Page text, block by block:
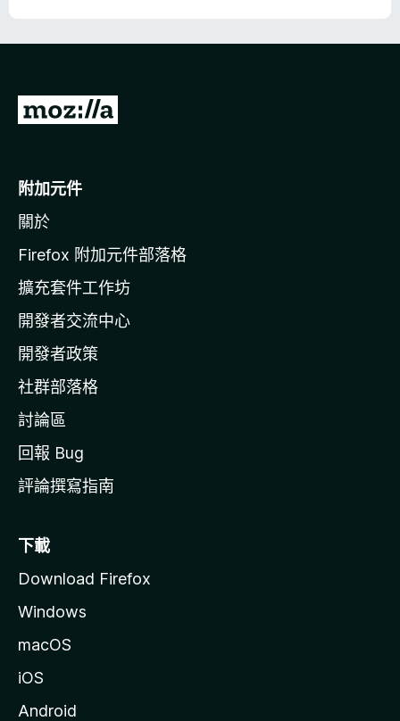
前
o
i
l
a
官
網
附加元件
關於
Firefox 附加元件部落格
擴充套件工作坊
開發者交流中心
開發者政策
社群部落格
討論區
回報 Bug
評論撰寫指南
下載
Download Firefox
Windows
macOS
iOS
Android